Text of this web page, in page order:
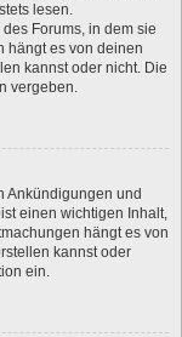
lesen.
Forums, in dem sie
hängt es von deinen
kannst oder nicht. Die
vergeben.
Ankündigungen und
einen wichtigen Inhalt,
hängt es von
kannst oder
ein.